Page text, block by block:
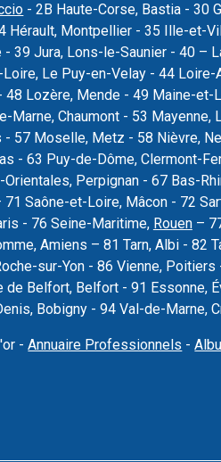
- 2B Haute-Corse, Bastia - 30
Hérault, Montpellier - 35 Ille-et-
39 Jura, Lons-le-Saunier - 40 –
Le Puy-en-Velay - 44 Loire-
48 Lozère, Mende - 49 Maine-
Marne, Chaumont - 53
- 57 Moselle, Metz - 58 Nièvre,
- 63 Puy-de-Dôme, Clermont-
Perpignan - 67 Bas-
Saône-et-Loire, Mâcon - 72
- 76 Seine-Maritime, Rouen–
Amiens – 81 Tarn, Albi - 82
sur-Yon - 86 Vienne,
de Belfort, Belfort - 91 Essonne,
Bobigny - 94 Val-de-Marne,
-Annuaire Professionnels -